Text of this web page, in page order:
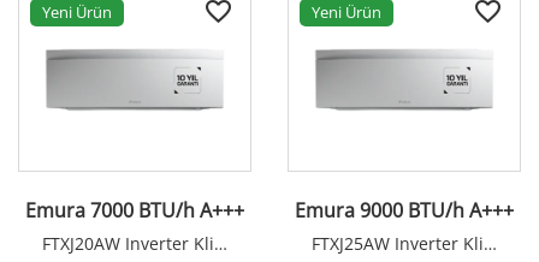
Yeni Ürün
Emura 7000 BTU/h A+++
FTXJ20AW Inverter Klima R32
Yeni Ürün
Emura 9000 BTU/h A+++
FTXJ25AW Inverter Klima R32